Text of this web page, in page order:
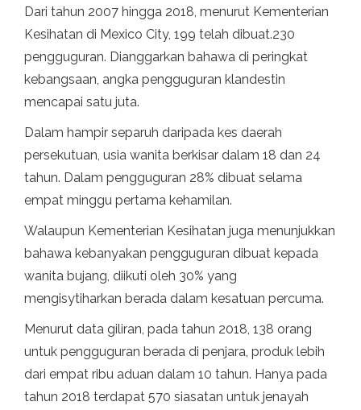
Dari tahun 2007 hingga 2018, menurut Kementerian
Kesihatan di Mexico City, 199 telah dibuat.230
pengguguran. Dianggarkan bahawa di peringkat
kebangsaan, angka pengguguran klandestin
mencapai satu juta.
Dalam hampir separuh daripada kes daerah
persekutuan, usia wanita berkisar dalam 18 dan 24
tahun. Dalam pengguguran 28% dibuat selama
empat minggu pertama kehamilan.
Walaupun Kementerian Kesihatan juga menunjukkan
bahawa kebanyakan pengguguran dibuat kepada
wanita bujang, diikuti oleh 30% yang
mengisytiharkan berada dalam kesatuan percuma.
Menurut data giliran, pada tahun 2018, 138 orang
untuk pengguguran berada di penjara, produk lebih
dari empat ribu aduan dalam 10 tahun. Hanya pada
tahun 2018 terdapat 570 siasatan untuk jenayah